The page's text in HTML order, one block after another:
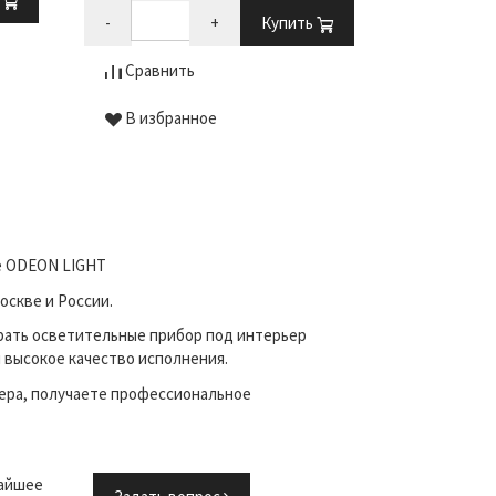
- + Купить
Сравнить
В избранное
LIGHT
и России.
осветительные прибор под интерьер
качество исполнения.
получаете профессиональное